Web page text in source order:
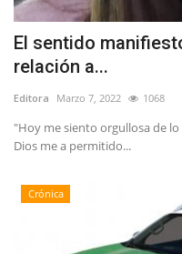
El sentido
relación a...
Editora Marzo 7, 2022 1068
"Hoy me siento orgullosa de
Dios me a permitido...
Crónica